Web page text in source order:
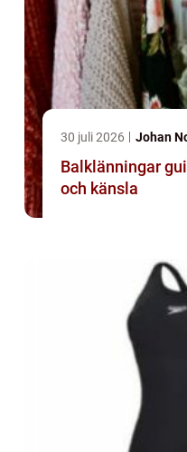
30 juli 2026 Johan
Balklänningar guide till stil, passform
och känsla